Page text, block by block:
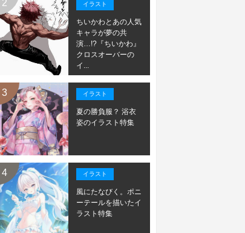
イラスト
ちいかわとあの人気
キャラが夢の共
演…!?『ちいかわ』
クロスオーバーの
イ...
イラスト
夏の勝負服？ 浴衣
姿のイラスト特集
イラスト
風にたなびく。ポニ
ーテールを描いたイ
ラスト特集